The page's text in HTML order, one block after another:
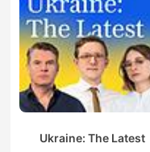
Ukraine: The Latest